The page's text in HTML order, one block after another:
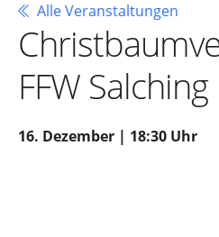
Alle Veranstaltungen
FFW Salching
16. Dezember | 18:30 Uhr